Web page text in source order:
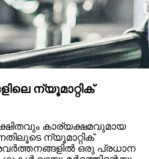
ന്യൂമാറ്റിക്
കാര്യക്ഷമവുമായ
ന്യൂമാറ്റിക്
ഒരു പ്രധാന